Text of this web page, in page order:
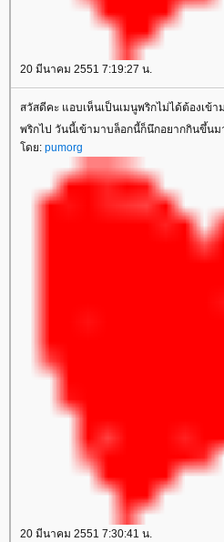
20 มีนาคม 2551 7:19:27 น.
สวัสดีคะ แอบเห็นเป็นเมนูพริกไม่ได้ต้องเข้
พริกไป วันนี้เข้ามาบล็อกนี้ก็นึกอยากกินขึ้นม
โดย: pumorg
20 มีนาคม 2551 7:30:41 น.